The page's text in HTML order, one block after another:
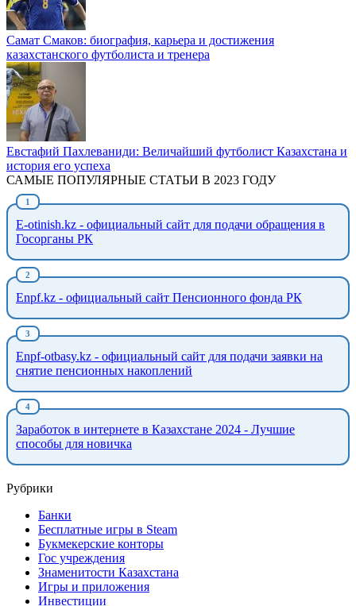
Самат Смаков: биография, карьера и достижения
казахстанского футболиста и тренера
Евстафий Пахлеваниди: Величайший футболист Казахстана и
история его успеха
САМЫЕ ПОПУЛЯРНЫЕ СТАТЬИ В 2023 ГОДУ
E-otinish.kz - официальный сайт для подачи обращения в
Госорганы РК
Enpf.kz - официальный сайт Пенсионного фонда РК
Enpf-otbasy.kz - официальный сайт для подачи заявки на
снятие пенсионных накоплений
Заработок в интернете в Казахстане 2024 - Лучшие
способы для новичка
Рубрики
Банки
Бесплатные игры в Steam
Букмекерские конторы
Гос учреждения
Знаменитости Казахстана
Игры и приложения
Инвестиции